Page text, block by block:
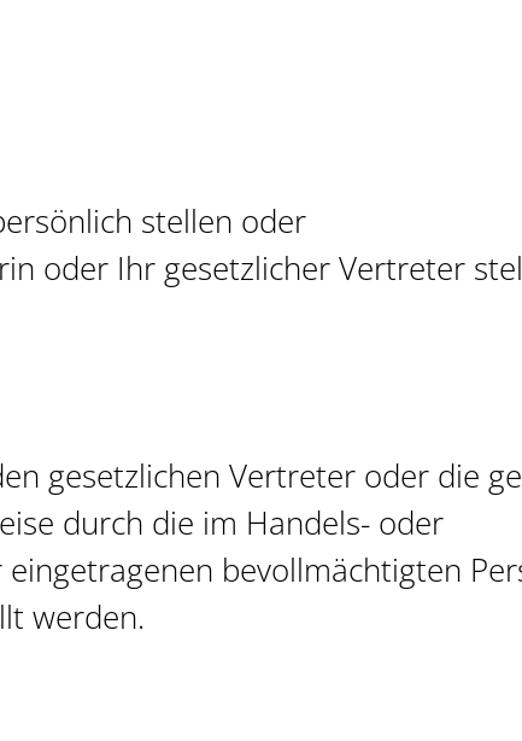
stellen oder
oder Ihr gesetzlicher Vertreter
gesetzlichen Vertreter oder die
durch die im Handels- oder
bevollmächtigten
werden.